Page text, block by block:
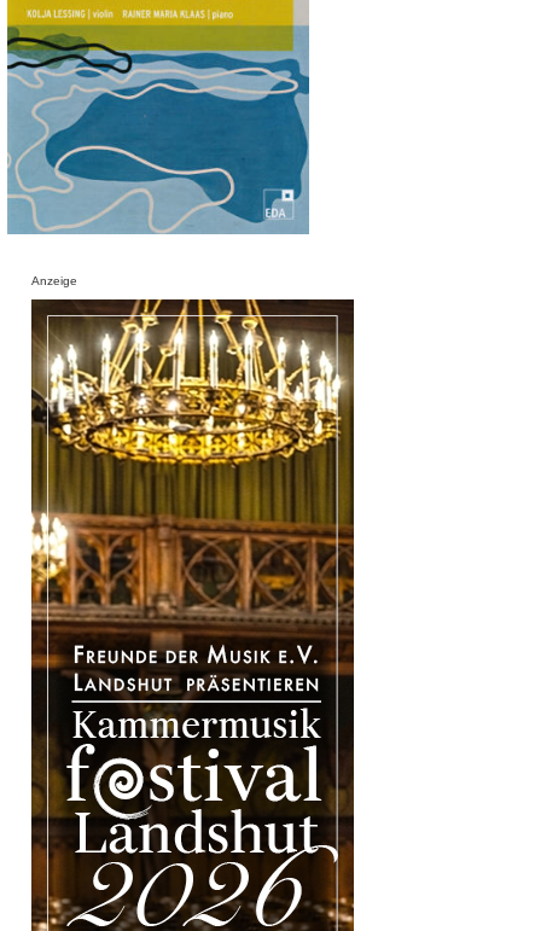
Anzeige